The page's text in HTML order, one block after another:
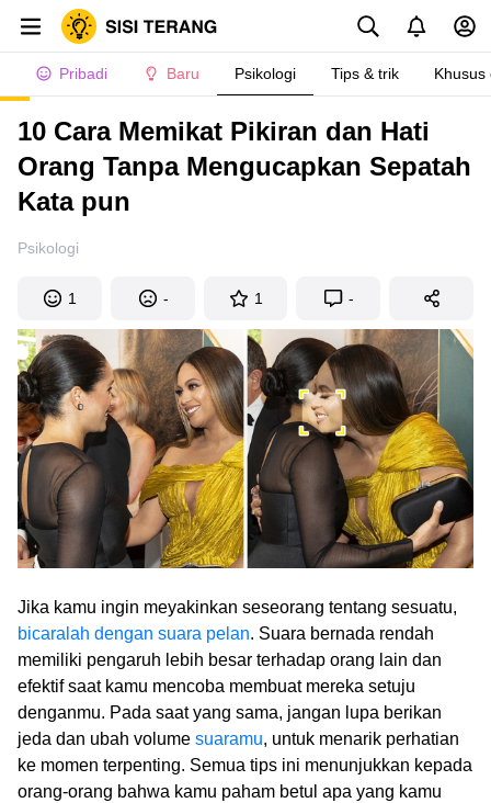
Pribadi Baru Psikologi Tips & trik Khusus
10 Cara Memikat Pikiran dan Hati
Orang Tanpa Mengucapkan Sepatah
Kata pun
Psikologi
1 - 1 -
Jika kamu ingin meyakinkan seseorang tentang sesuatu,
bicaralah dengan suara pelan. Suara bernada rendah
memiliki pengaruh lebih besar terhadap orang lain dan
efektif saat kamu mencoba membuat mereka setuju
denganmu. Pada saat yang sama, jangan lupa berikan
jeda dan ubah volume suaramu, untuk menarik perhatian
ke momen terpenting. Semua tips ini menunjukkan kepada
orang-orang bahwa kamu paham betul apa yang kamu